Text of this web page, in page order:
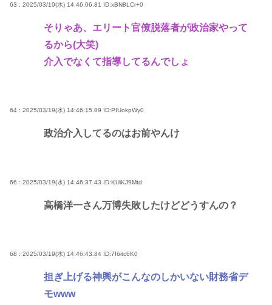
63 : 2025/03/19(水) 14:46:06.81 ID:xBN8LCr+0
そりゃあ、エリート官僚脱落者が政治家やって
るから(大笑)
介入でなくて指導してるんでしょ
64 : 2025/03/19(水) 14:46:15.89 ID:PIUokpWy0
政治介入してるのはお前やんけ
66 : 2025/03/19(水) 14:46:37.43 ID:KUiKJ9Mtd
高橋洋一さん万博失敗したけどどうすんの？
68 : 2025/03/19(水) 14:46:43.84 ID:7I6itc6K0
担ぎ上げる神輿がこんなのしかいない財務省デ
モwww